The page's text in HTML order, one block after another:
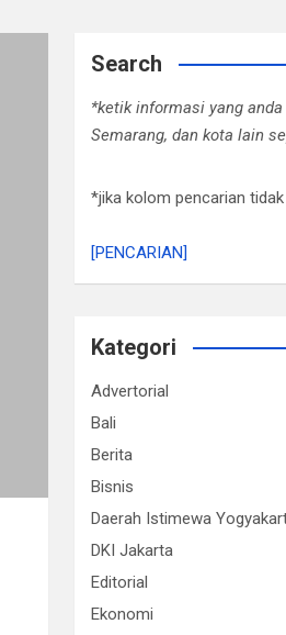
Search
*ketik informasi yang
Semarang, dan kota lain
*jika kolom pencarian
[PENCARIAN]
Kategori
Advertorial
Bali
Berita
Bisnis
Daerah Istimewa
DKI Jakarta
Editorial
Ekonomi